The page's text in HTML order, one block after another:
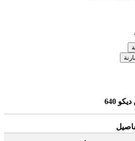
640